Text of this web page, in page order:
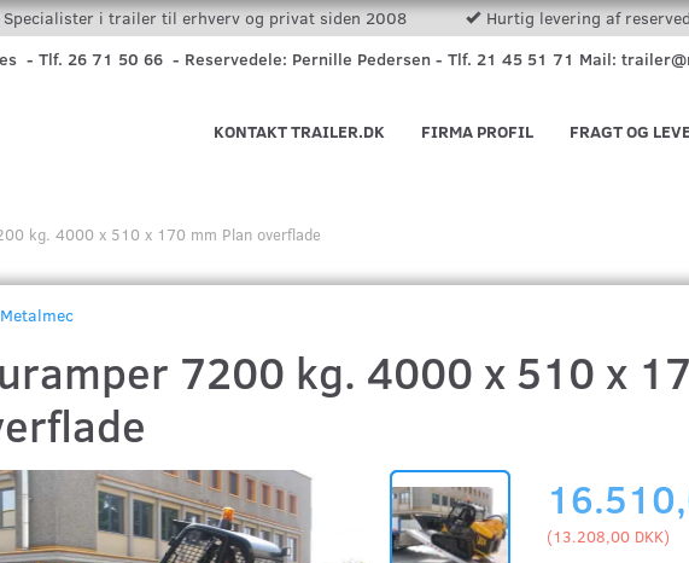
Specialister i trailer til erhverv og privat siden 2008
Hurtig levering af
- Tlf. 26 71 50 66 - Reservedele: Pernille Pedersen - Tlf. 21 45 51 71 Mail:
FRAGT OG
FIRMA PROFIL
KONTAKT TRAILER.DK
kg. 4000 x 510 x 170 mm Plan overflade
Metalmec
7200 kg. 4000 x 510 x
(13.208,00 DKK)